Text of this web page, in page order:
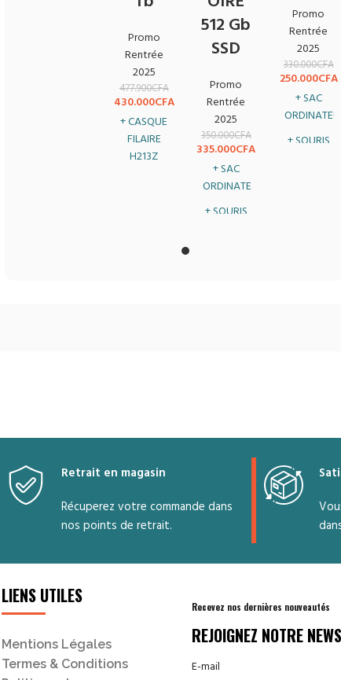
Promo
Rentrée
2025
477.900CFA
430.000CFA
+ CASQUE
FILAIRE
H213Z
512 Gb
SSD
Promo
Rentrée
2025
350.000CFA
335.000CFA
+ SAC
ORDINATEUR
+ SOURIS
Promo
Rentrée
2025
330.000CFA
250.000CFA
+ SAC
ORDINATEUR
+ SOURIS
Retrait en magasin
Récuperez votre commande dans
nos points de retrait.
LIENS UTILES
Mentions Légales
Termes & Conditions
Recevez nos dernières nouveautés
REJOIGNEZ NOTRE
E-mail